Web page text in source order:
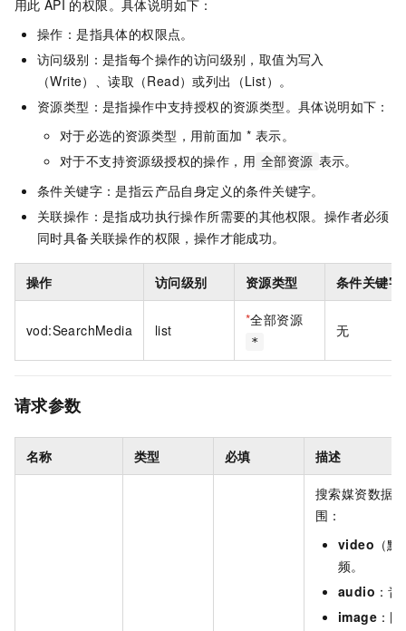
用此 API 的权限。具体说明如下：
操作：是指具体的权限点。
访问级别：是指每个操作的访问级别，取值为写入
（Write）、读取（Read）或列出（List）。
资源类型：是指操作中支持授权的资源类型。具体说明如下：
对于必选的资源类型，用前面加 * 表示。
对于不支持资源级授权的操作，用 全部资源 表示。
条件关键字：是指云产品自身定义的条件关键字。
关联操作：是指成功执行操作所需要的其他权限。操作者必须
同时具备关联操作的权限，操作才能成功。
操作 访问级别 资源类型 条件关键字
vod:SearchMedia list
*全部资源
*
无
请求参数
名称 类型 必填 描述
搜索媒资数据
围：
video （
频。
audio ：
image ：